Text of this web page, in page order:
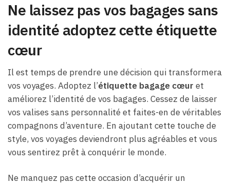
Ne laissez pas vos bagages sans
identité adoptez cette étiquette
cœur
Il est temps de prendre une décision qui transformera
vos voyages. Adoptez l’étiquette bagage cœur et
améliorez l’identité de vos bagages. Cessez de laisser
vos valises sans personnalité et faites-en de véritables
compagnons d’aventure. En ajoutant cette touche de
style, vos voyages deviendront plus agréables et vous
vous sentirez prêt à conquérir le monde.
Ne manquez pas cette occasion d’acquérir un